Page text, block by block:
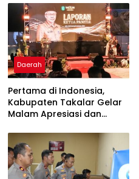
2026
Daerah
Pertama di Indonesia,
Kabupaten Takalar Gelar
Malam Apresiasi dan
Panggung Penghargaan
bagi Pelayan Publik
Berprestasi